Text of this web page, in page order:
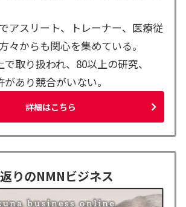
アスリート、トレーナー、医療従
々からも関心を集めている。
で取り扱われ、80以上の研究、
あり競合がいない。
詳細はこちら
りのNMNビジネス